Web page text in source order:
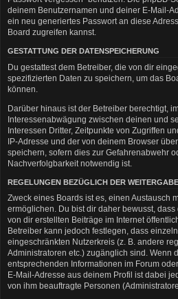
deinem Benutzernamen und deiner E-Mail-
ein neu generiertes Passwort an diese
Board zugreifen kannst.
GESTATTUNG DER DATENSPEICHERUNG
Du gestattest dem Betreiber, die von dir
spezifizierten Daten zu speichern, um das
können.
Darüber hinaus ist der Betreiber berechtigt,
Interessenabwägung zwischen deinen und
Interessen Dritter, Zeitpunkte von Zugriffen
IP-Adresse und der von deinem Browser
speichern, sofern dies zur Gefahrenabwehr
Nachverfolgbarkeit notwendig ist.
REGELUNGEN BEZÜGLICH DER
Zweck eines Boards ist es, einen Austausch
ermöglichen. Du bist dir daher bewusst,
von dir erstellten Beiträge im Internet
Betreiber kann jedoch festlegen, dass
eingeschränkten Nutzerkreis (z. B. andere
Administratoren etc.) zugänglich sind. Wenn
entsprechenden Informationen im Forum
E-Mail-Adresse aus deinem Profil ist dabei
von ihm beauftragte Personen